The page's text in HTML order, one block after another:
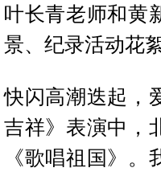
叶长青老师和黄
景、纪录活动花絮
快闪高潮迭起，
吉祥》表演中，
《歌唱祖国》